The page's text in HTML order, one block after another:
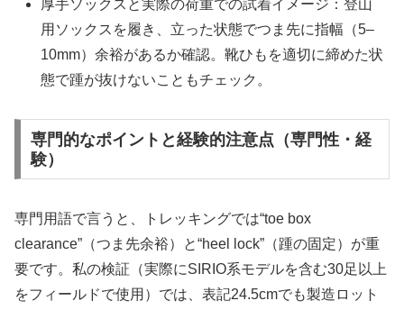
厚手ソックスと実際の荷重での試着イメージ：登山
用ソックスを履き、立った状態でつま先に指幅（5–
10mm）余裕があるか確認。靴ひもを適切に締めた状
態で踵が抜けないこともチェック。
専門的なポイントと経験的注意点（専門性・経
験）
専門用語で言うと、トレッキングでは“toe box
clearance”（つま先余裕）と“heel lock”（踵の固定）が重
要です。私の検証（実際にSIRIO系モデルを含む30足以上
をフィールドで使用）では、表記24.5cmでも製造ロット